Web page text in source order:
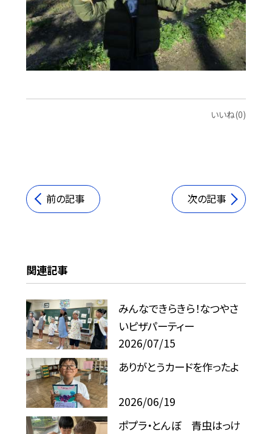
いいね(0)
前の記事 次の記事
関連記事
みんなできらきら！なつやさ
いピザパーティー
2026/07/15
ありがとうカードを作ったよ
2026/06/19
ポプラ・とんぼ 青虫はっけ